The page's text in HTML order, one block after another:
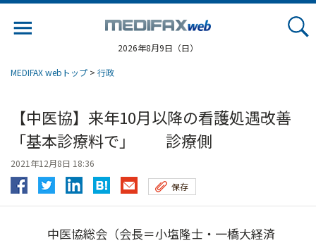
2026年8月9日（日）
MEDIFAX webトップ > 行政
【中医協】来年10月以降の看護処遇改善
「基本診療料で」 診療側
2021年12月8日 18:36
保存
中医協総会（会長＝小塩隆士・一橋大経済